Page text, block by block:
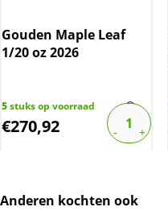
Gouden Maple Leaf
1/20 oz 2026
5stuks op voorraad
€270,92
Anderen kochten ook